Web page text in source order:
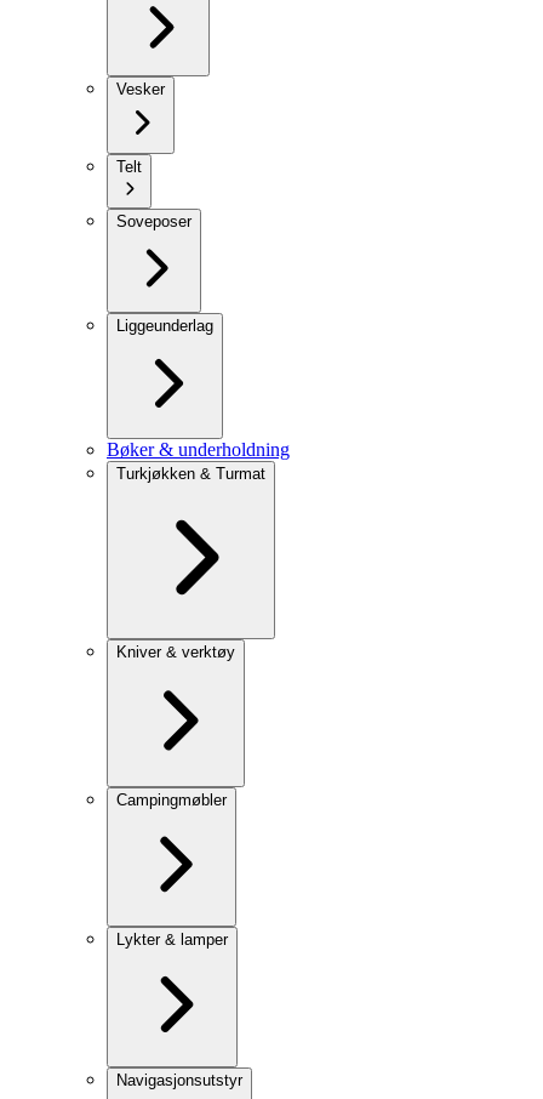
Vesker
Telt
Soveposer
Liggeunderlag
Bøker & underholdning
Turkjøkken & Turmat
Kniver & verktøy
Campingmøbler
Lykter & lamper
Navigasjonsutstyr